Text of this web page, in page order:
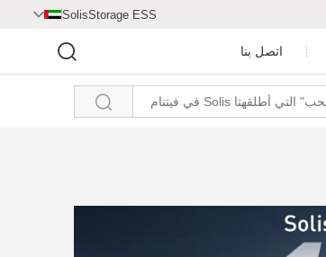
SolisStorage ESS
 اتصل بنا
